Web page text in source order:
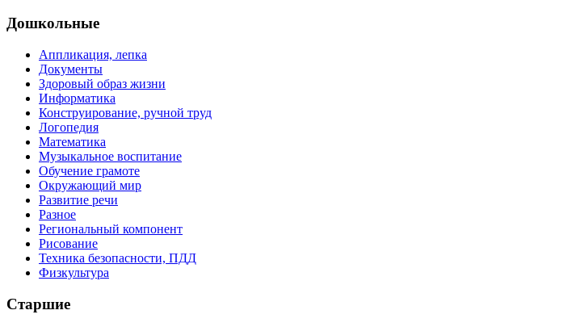
Дошкольные
Аппликация, лепка
Документы
Здоровый образ жизни
Информатика
Конструирование, ручной труд
Логопедия
Математика
Музыкальное воспитание
Обучение грамоте
Окружающий мир
Развитие речи
Разное
Региональный компонент
Рисование
Техника безопасности, ПДД
Физкультура
Старшие